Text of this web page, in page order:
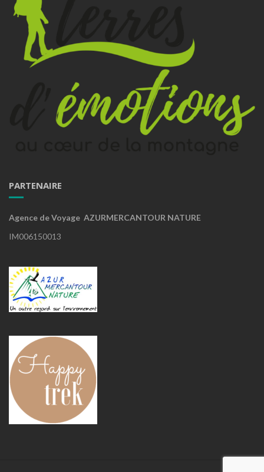
PARTENAIRE
Agence de Voyage AZURMERCANTOUR NATURE
IM006150013